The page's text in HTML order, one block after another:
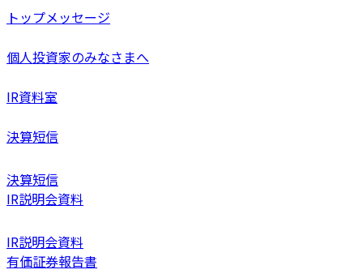
トップメッセージ
個人投資家のみなさまへ
IR資料室
決算短信
決算短信
IR説明会資料
IR説明会資料
有価証券報告書